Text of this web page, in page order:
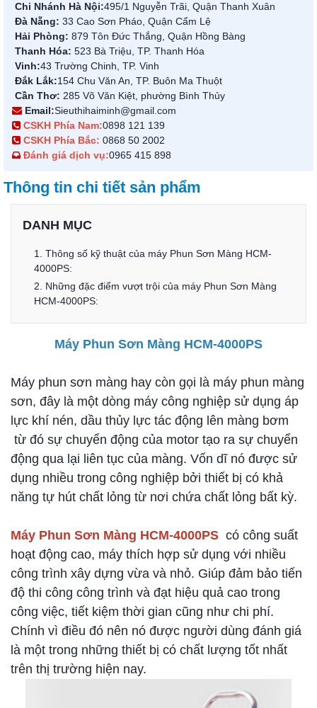
Chi Nhánh Hà Nội:495/1 Nguyễn Trãi, Quận Thanh Xuân
Đà Nẵng: 33 Cao Sơn Pháo, Quận Cẩm Lệ
Hải Phòng: 879 Tôn Đức Thắng, Quận Hồng Bàng
Thanh Hóa: 523 Bà Triệu, TP. Thanh Hóa
Vinh:43 Trường Chinh, TP. Vinh
Đắk Lắk:154 Chu Văn An, TP. Buôn Ma Thuột
Cần Thơ: 285 Võ Văn Kiệt, phường Bình Thủy
Email:Sieuthihaiminh@gmail.com
CSKH Phía Nam:0898 121 139
CSKH Phía Bắc: 0868 50 2002
Đánh giá dịch vụ:0965 415 898
Thông tin chi tiết sản phẩm
DANH MỤC
1. Thông số kỹ thuật của máy Phun Sơn Màn​g HCM-
4000PS:
2. Những đặc điểm vượt trội của máy Phun Sơn Màng
HCM-4000PS:
Máy Phun Sơn Màng HCM-4000PS
Máy phun sơn màng hay còn gọi là máy phun màng
sơn, đây là một dòng máy công nghiệp sử dụng áp
lực khí nén, dầu thủy lực tác động lên màng bơm
từ đó sự chuyển động của motor tạo ra sự chuyển
động qua lại liên tục của màng. Vốn dĩ nó được sử
dụng nhiều trong công nghiệp bởi thiết bị có khả
năng tự hút chất lỏng từ nơi chứa chất lỏng bất kỳ.
Máy Phun Sơn Màn​g HCM-4000PS có công suất
hoạt động cao, máy thích hợp sử dụng với nhiều
công trình xây dựng vừa và nhỏ. Giúp đảm bảo tiến
độ thi công công trình và đạt hiệu quả cao trong
công việc, tiết kiệm thời gian cũng như chi phí.
Chính vì điều đó nên nó được người dùng đánh giá
là một trong những thiết bị có chất lượng tốt nhất
trên thị trường hiện nay.